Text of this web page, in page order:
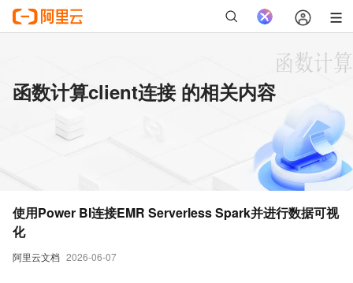
函数计算client连接 的相关内容
阿里云文档 2026-06-07
使用Power BI连接EMR Serverless Spark并进行数据可视
化